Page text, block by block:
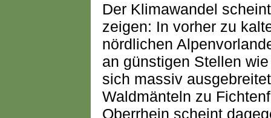
Der Klimawandel
zeigen: In vorher zu
nördlichen
an günstigen Stellen
sich massiv
Waldmänteln zu
Oberrhein scheint